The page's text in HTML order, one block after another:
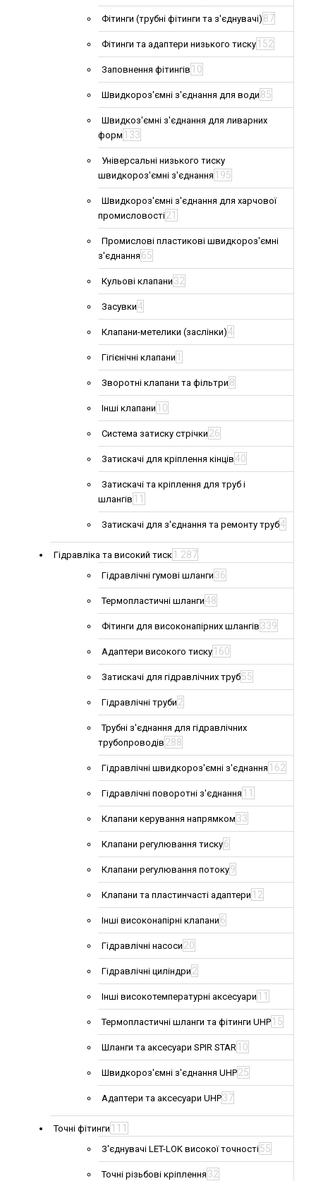
Фітинги (трубні фітинги та з'єднувачі) 87
Фітинги та адаптери низького тиску 152
Заповнення фітингів 10
Швидкороз'ємні з'єднання для води 85
Швидкоз'ємні з'єднання для ливарних
форм 133
Універсальні низького тиску
швидкороз'ємні з'єднання 195
Швидкороз'ємні з'єднання для харчової
промисловості21
Промислові пластикові швидкороз'ємні
з'єднання 65
Кульові клапани 32
Засувки4
Клапани-метелики (заслінки)4
Гігієнічні клапани 1
Зворотні клапани та фільтри 8
Інші клапани 10
Система затиску стрічки 26
Затискачі для кріплення кінців40
Затискачі та кріплення для труб і
шлангів 11
Затискачі для з'єднання та ремонту труб4
Гідравліка та високий тиск 1 287
Гідравлічні гумові шланги 36
Термопластичні шланги48
Фітинги для високонапірних шлангів 339
Адаптери високого тиску 160
Затискачі для гідравлічних труб55
Гідравлічні труби 2
Трубні з'єднання для гідравлічних
трубопроводів 288
Гідравлічні швидкороз'ємні з'єднання 162
Гідравлічні поворотні з'єднання 11
Клапани керування напрямком 33
Клапани регулювання тиску6
Клапани регулювання потоку9
Клапани та пластинчасті адаптери 12
Інші високонапірні клапани 6
Гідравлічні насоси 20
Гідравлічні циліндри 2
Інші високотемпературні аксесуари 11
Термопластичні шланги та фітинги UHP 15
Шланги та аксесуари SPIR STAR 10
Швидкороз'ємні з'єднання UHP25
Адаптери та аксесуари UHP37
Точні фітинги 111
З'єднувачі LET-LOK високої точності55
Точні різьбові кріплення 32